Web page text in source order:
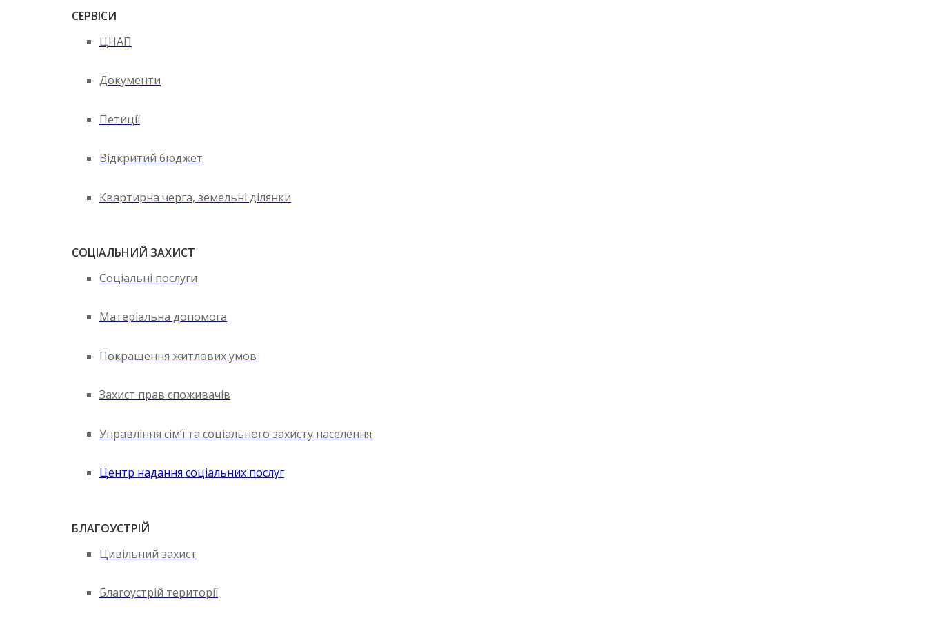
СЕРВІСИ
ЦНАП
Документи
Петиції
Відкритий бюджет
Квартирна черга, земельні ділянки
СОЦІАЛЬНИЙ ЗАХИСТ
Соціальні послуги
Матеріальна допомога
Покращення житлових умов
Захист прав споживачів
Управління сім’ї та соціального захисту населення
Центр надання соціальних послуг
БЛАГОУСТРІЙ
Цивільний захист
Благоустрій території